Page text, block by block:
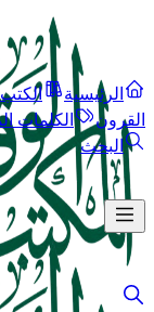
الرئيسية الكتب
القرون
الكلمات
البحث